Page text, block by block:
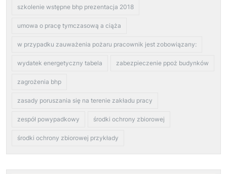
szkolenie wstępne bhp prezentacja 2018
umowa o pracę tymczasową a ciąża
w przypadku zauważenia pożaru pracownik jest zobowiązany:
wydatek energetyczny tabela zabezpieczenie ppoż budynków
zagrożenia bhp
zasady poruszania się na terenie zakładu pracy
zespół powypadkowy środki ochrony zbiorowej
środki ochrony zbiorowej przykłady